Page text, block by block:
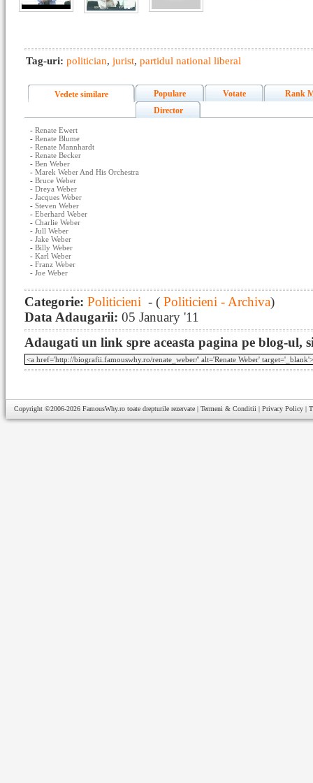
Tag-uri: politician, jurist, partidul national liberal
Vedete similare Populare Votate
Rank
Director
- Renate Ewert
- Renate Blume
- Renate Mannhardt
- Renate Becker
- Ben Weber
- Marek Weber And His Orchestra
- Bruce Weber
- Dreya Weber
- Jacques Weber
- Steven Weber
- Eberhard Weber
- Charlie Weber
- Jull Weber
- Jake Weber
- Billy Weber
- Karl Weber
- Franz Weber
- Joe Weber
Categorie: Politicieni - ( Politicieni - Archiva)
Data Adaugarii: 05 January '11
Adaugati un link spre aceasta pagina pe blog-ul,
Copyright ©2006-2026 FamousWhy.ro toate drepturile rezervate | Termeni & Conditii | Privacy Policy |